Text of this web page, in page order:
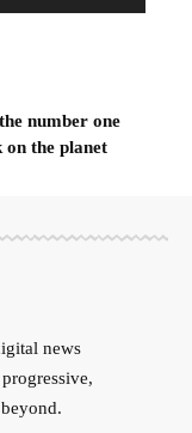
number one
on the planet
news